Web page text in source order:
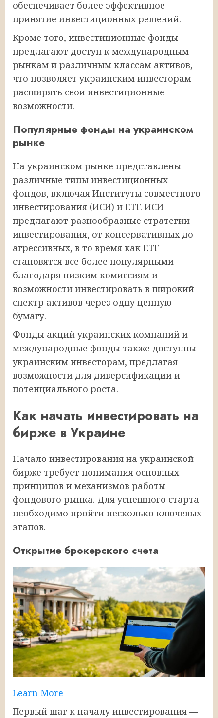
обеспечивает более эффективное
принятие инвестиционных решений.
Кроме того, инвестиционные фонды
предлагают доступ к международным
рынкам и различным классам активов,
что позволяет украинским инвесторам
расширять свои инвестиционные
возможности.
Популярные фонды на украинском
рынке
На украинском рынке представлены
различные типы инвестиционных
фондов, включая Институты совместного
инвестирования (ИСИ) и ETF. ИСИ
предлагают разнообразные стратегии
инвестирования, от консервативных до
агрессивных, в то время как ETF
становятся все более популярными
благодаря низким комиссиям и
возможности инвестировать в широкий
спектр активов через одну ценную
бумагу.
Фонды акций украинских компаний и
международные фонды также доступны
украинским инвесторам, предлагая
возможности для диверсификации и
потенциального роста.
Как начать инвестировать на
бирже в Украине
Начало инвестирования на украинской
бирже требует понимания основных
принципов и механизмов работы
фондового рынка. Для успешного старта
необходимо пройти несколько ключевых
этапов.
Открытие брокерского счета
Learn More
Первый шаг к началу инвестирования —